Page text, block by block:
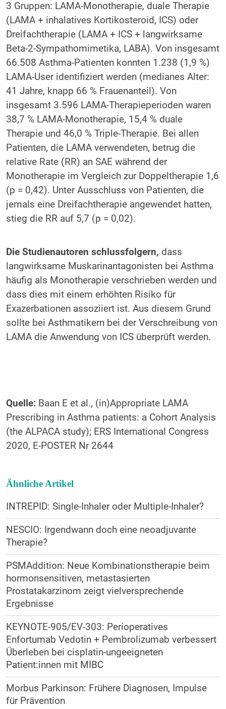
3 Gruppen: LAMA-Monotherapie, duale Therapie
(LAMA + inhalatives Kortikosteroid, ICS) oder
Dreifachtherapie (LAMA + ICS + langwirksame
Beta-2-Sympathomimetika, LABA). Von insgesamt
66.508 Asthma-Patienten konnten 1.238 (1,9 %)
LAMA-User identifiziert werden (medianes Alter:
41 Jahre, knapp 66 % Frauenanteil). Von
insgesamt 3.596 LAMA-Therapieperioden waren
38,7 % LAMA-Monotherapie, 15,4 % duale
Therapie und 46,0 % Triple-Therapie. Bei allen
Patienten, die LAMA verwendeten, betrug die
relative Rate (RR) an SAE während der
Monotherapie im Vergleich zur Doppeltherapie 1,6
(p = 0,42). Unter Ausschluss von Patienten, die
jemals eine Dreifachtherapie angewendet hatten,
stieg die RR auf 5,7 (p = 0,02).
Die Studienautoren schlussfolgern, dass
langwirksame Muskarinantagonisten bei Asthma
häufig als Monotherapie verschrieben werden und
dass dies mit einem erhöhten Risiko für
Exazerbationen assoziiert ist. Aus diesem Grund
sollte bei Asthmatikern bei der Verschreibung von
LAMA die Anwendung von ICS überprüft werden.
Quelle:Baan E et al., (in)Appropriate LAMA
Prescribing in Asthma patients: a Cohort Analysis
(the ALPACA study); ERS International Congress
2020, E-POSTER Nr 2644
Ähnliche Artikel
INTREPID: Single-Inhaler oder Multiple-Inhaler?
NESCIO: Irgendwann doch eine neoadjuvante
Therapie?
PSMAddition: Neue Kombinationstherapie beim
hormonsensitiven, metastasierten
Prostatakarzinom zeigt vielversprechende
Ergebnisse
KEYNOTE-905/EV-303: Perioperatives
Enfortumab Vedotin + Pembrolizumab verbessert
Überleben bei cisplatin-ungeeigneten
Patient:innen mit MIBC
Morbus Parkinson: Frühere Diagnosen, Impulse
für Prävention